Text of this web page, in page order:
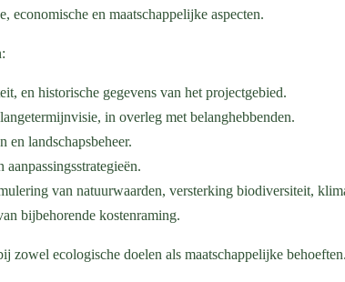
economische en maatschappelijke aspecten.
en historische gegevens van het projectgebied.
in overleg met belanghebbenden.
landschapsbeheer.
van natuurwaarden, versterking biodiversiteit,
bijbehorende kostenraming.
zowel ecologische doelen als maatschappelijke behoeften.